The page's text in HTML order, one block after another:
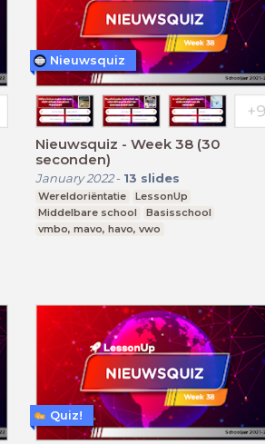
Nieuwsquiz - Week 38 (30
seconden)
January 2022- 13 slides
Wereldoriëntatie
LessonUp
Middelbare school
Basisschool
vmbo, mavo, havo, vwo
Nieuwsquiz
Quiz!